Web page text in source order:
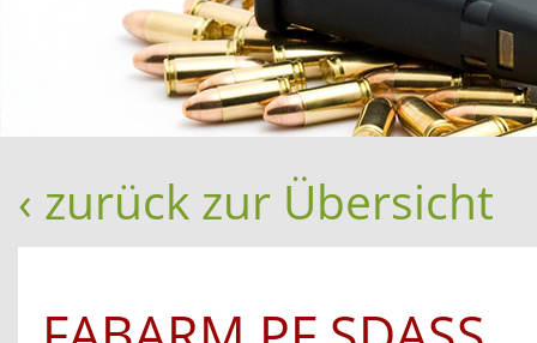
‹ zurück zur Übersicht